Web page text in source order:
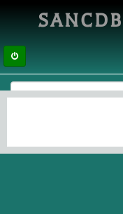
SANCDB